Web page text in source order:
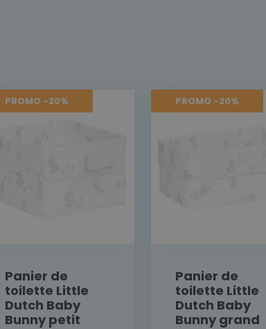
PROMO -20%
Panier de
toilette Little
Dutch Baby
Bunny petit
PROMO -20%
Panier de
toilette Little
Dutch Baby
Bunny grand